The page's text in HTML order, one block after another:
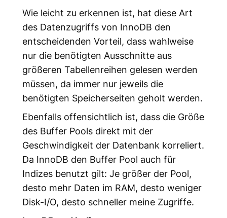
Wie leicht zu erkennen ist, hat diese Art
des Datenzugriffs von InnoDB den
entscheidenden Vorteil, dass wahlweise
nur die benötigten Ausschnitte aus
größeren Tabellenreihen gelesen werden
müssen, da immer nur jeweils die
benötigten Speicherseiten geholt werden.
Ebenfalls offensichtlich ist, dass die Größe
des Buffer Pools direkt mit der
Geschwindigkeit der Datenbank korreliert.
Da InnoDB den Buffer Pool auch für
Indizes benutzt gilt: Je größer der Pool,
desto mehr Daten im RAM, desto weniger
Disk-I/O, desto schneller meine Zugriffe.